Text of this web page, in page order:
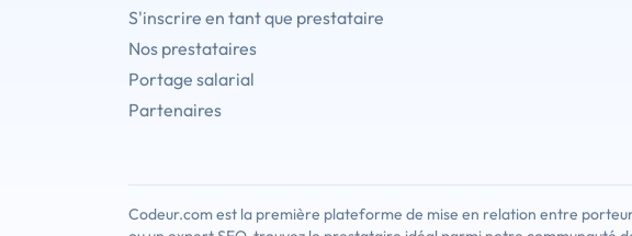
S'inscrire en tant que prestataire
Nos prestataires
Portage salarial
Partenaires
Codeur.com est la première plateforme de mise en relation entre